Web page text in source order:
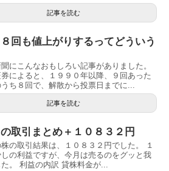
記事を読む
回も値上がりするってどういう
にこんなおもしろい記事がありました。
券によると、１９９０年以降、９回あった
ち８回で、解散から投票日までに...
記事を読む
取引まとめ＋１０８３２円
株の取引結果は、１０８３２円でした。 １
の利益ですが、今月は売るのをグッと我
。 利益の内訳 貸株料金が...